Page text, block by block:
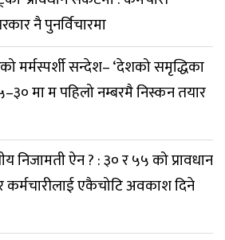
नै पुनर्विचारमा
मर्मस्पर्शी सन्देश– ‘देशको समृद्धिका
मा म पहिलो नम्बरमै निस्कन तयार
ऐन ? : ३० र ५५ को प्रावधान
कर्मचारीलाई एकैचोटि अवकाश दिने